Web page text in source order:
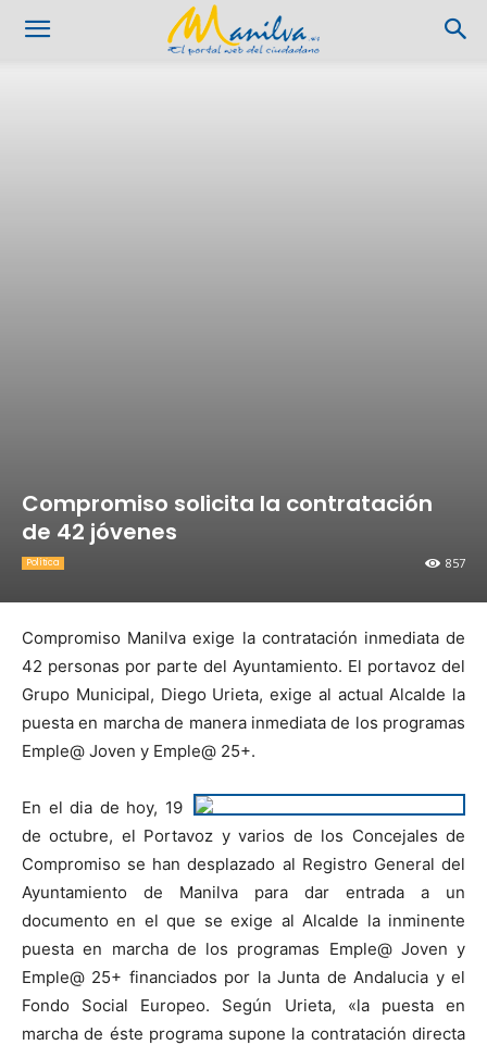
Compromiso solicita la contratación
de 42 jóvenes
857
Política
Compromiso Manilva exige la contratación inmediata de
42 personas por parte del Ayuntamiento. El portavoz del
Grupo Municipal, Diego Urieta, exige al actual Alcalde la
puesta en marcha de manera inmediata de los programas
Emple@ Joven y Emple@ 25+.
En el dia de hoy, 19
de octubre, el Portavoz y varios de los Concejales de
Compromiso se han desplazado al Registro General del
Ayuntamiento de Manilva para dar entrada a un
documento en el que se exige al Alcalde la inminente
puesta en marcha de los programas Emple@ Joven y
Emple@ 25+ financiados por la Junta de Andalucia y el
Fondo Social Europeo. Según Urieta, «la puesta en
marcha de éste programa supone la contratación directa